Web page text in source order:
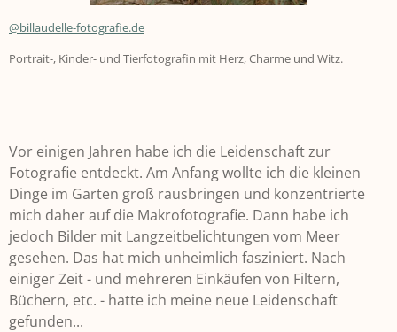
@billaudelle-fotografie.de
Portrait-, Kinder- und Tierfotografin mit Herz, Charme und Witz.
Vor einigen Jahren habe ich die Leidenschaft zur
Fotografie entdeckt. Am Anfang wollte ich die kleinen
Dinge im Garten groß rausbringen und konzentrierte
mich daher auf die Makrofotografie. Dann habe ich
jedoch Bilder mit Langzeitbelichtungen vom Meer
gesehen. Das hat mich unheimlich fasziniert. Nach
einiger Zeit - und mehreren Einkäufen von Filtern,
Büchern, etc. - hatte ich meine neue Leidenschaft
gefunden...